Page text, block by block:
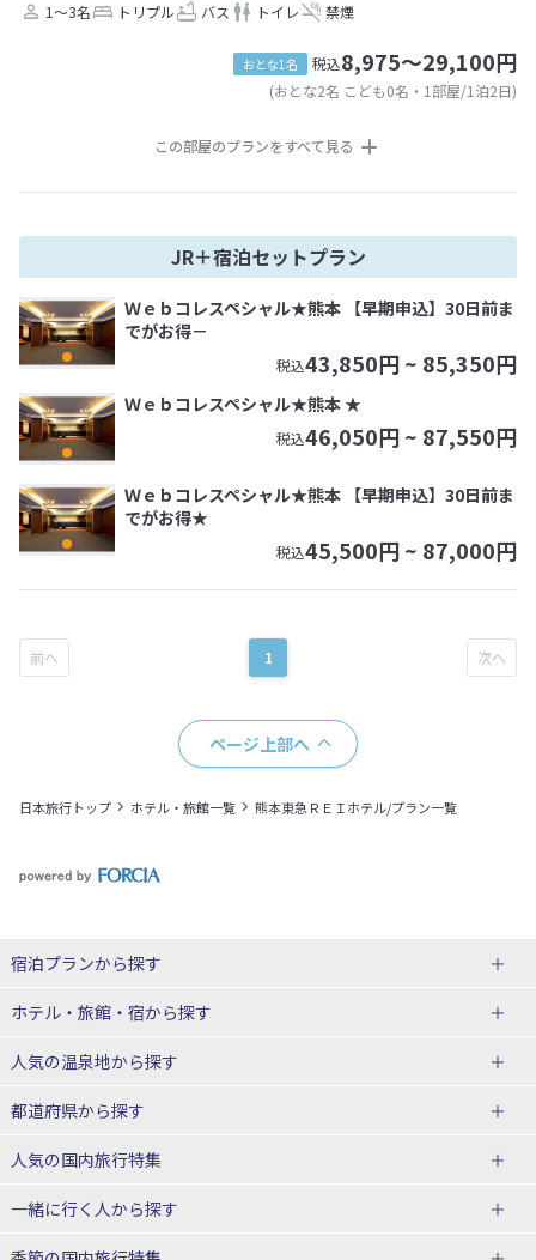
1～3名 トリプル バス トイレ 禁煙
おとな1名 税込8,975～29,100円
(おとな2名 こども0名・1部屋/1泊2日)
この部屋のプランをすべて見る
JR＋宿泊セットプラン
Ｗｅｂコレスペシャル★熊本 【早期申込】30日前ま
でがお得－
税込43,850円 ~ 85,350円
Ｗｅｂコレスペシャル★熊本 ★
税込46,050円 ~ 87,550円
Ｗｅｂコレスペシャル★熊本 【早期申込】30日前ま
でがお得★
税込45,500円 ~ 87,000円
1
ページ上部へ
日本旅行トップ ホテル・旅館一覧 熊本東急ＲＥＩホテル/プラン一覧
宿泊プランから探す
北海道
東北
青森県
宮城県
山形県
関東
ホテル・旅館・宿から探す
北海道ホテル・旅館
青森県ホテル・旅館
宮城県ホテル・旅館
山形県ホテル・旅館
人気の温泉地から探す
北海道
湯の川温泉(北海道)
十勝川温泉(北海道)
洞爺湖温泉(北海道)
都道府県から探す
北海道旅行・ツアー
東北
人気の国内旅行特集
東京ディズニーリゾート®への旅
ユニバーサル・スタジオ・ジャパ
一緒に行く人から探す